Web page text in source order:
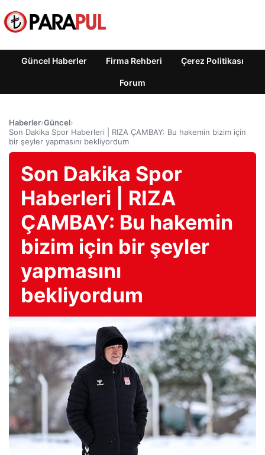
Güncel Haberler Firma Rehberi Çerez Politikası
Forum
Haberler›Güncel›
Son Dakika Spor Haberleri | RIZA ÇAMBAY: Bu hakemin bizim için
bir şeyler yapmasını bekliyordum
Son Dakika Spor
Haberleri | RIZA
ÇAMBAY: Bu hakemin
bizim için bir şeyler
yapmasını
bekliyordum